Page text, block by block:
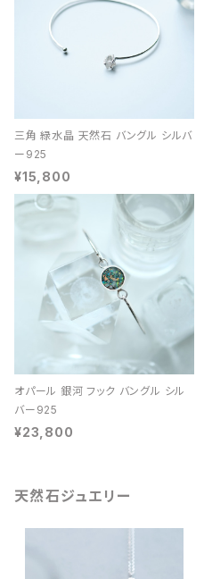
三角 緑水晶 天然石 バングル シルバ
ー925
¥15,800
オパール 銀河 フック バングル シル
バー925
¥23,800
天然石ジュエリー